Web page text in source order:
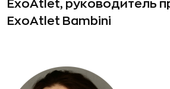
ExoAtlet, руководитель
ExoAtlet Bambini